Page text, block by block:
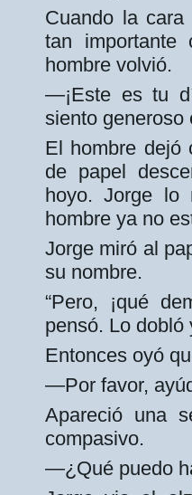
Cuando la
tan importante
hombre volvió.
—¡Este es tu
siento generoso
El hombre dejó
de papel
hoyo. Jorge lo
hombre ya no
Jorge miró al
su nombre.
“Pero, ¡qué
pensó. Lo
Entonces oyó
—Por favor,
Apareció una
compasivo.
—¿Qué puedo